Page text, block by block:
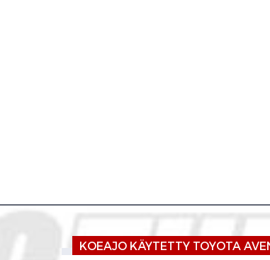
KOEAJO KÄYTETTY TOYOTA